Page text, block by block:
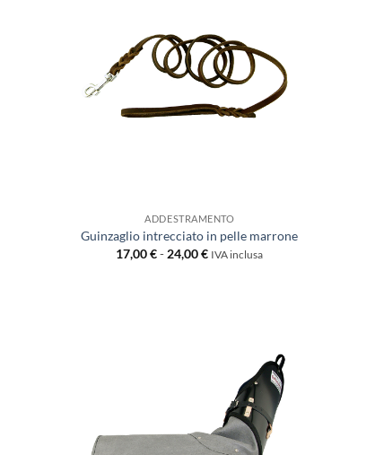
ADDESTRAMENTO
Guinzaglio intrecciato in pelle marrone
17,00€- 24,00€Fascia
IVA inclusa
alla lista
dei
desideri